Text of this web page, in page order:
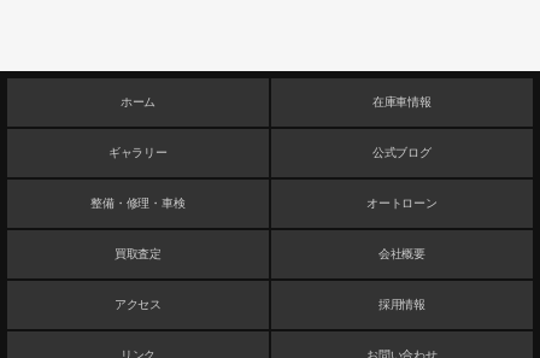
ホーム 在庫車情報
ギャラリー 公式ブログ
整備・修理・車検 オートローン
買取査定 会社概要
アクセス 採用情報
リンク お問い合わせ